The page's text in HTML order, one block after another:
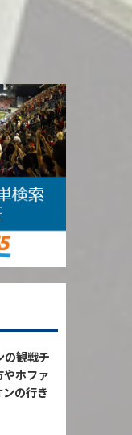
の観戦チ
やホファ
の行き